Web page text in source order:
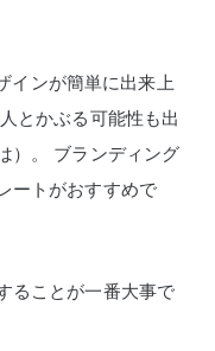
インが簡単に出来上
とかぶる可能性も出
。
ブランディング
ートがおすすめで
ることが一番大事で